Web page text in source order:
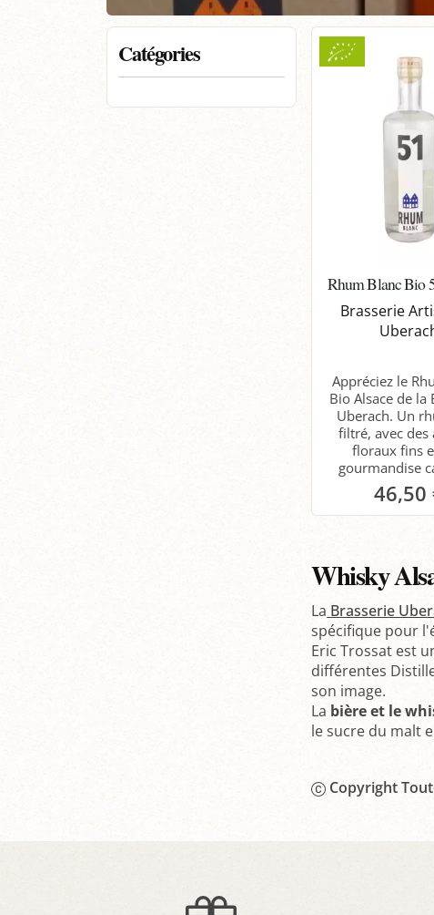
Catégories
Rhum Blanc Bio
Brasserie
Appréciez le
Bio Alsace de la
Uberach. Un
filtré, avec des
floraux fins
gourmandise
46,50
Whisky
La Brasserie
spécifique pour
Eric Trossat est
différentes
son image.
La bière et le
le sucre du malt
Copyright